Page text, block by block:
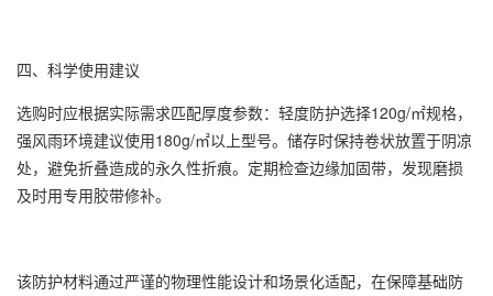
四、科学使用建议
选购时应根据实际需求匹配厚度参数：轻度防护选择120g/㎡规格，
强风雨环境建议使用180g/㎡以上型号。储存时保持卷状放置于阴凉
处，避免折叠造成的永久性折痕。定期检查边缘加固带，发现磨损
及时用专用胶带修补。
该防护材料通过严谨的物理性能设计和场景化适配，在保障基础防